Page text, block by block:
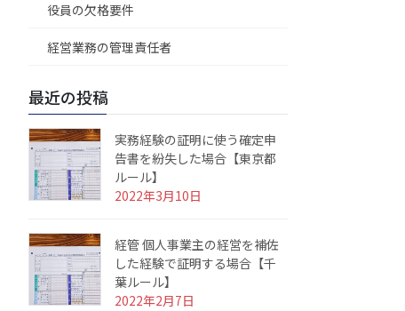
役員の欠格要件
経営業務の管理責任者
最近の投稿
実務経験の証明に使う確定申
告書を紛失した場合【東京都
ルール】
2022年3月10日
経管 個人事業主の経営を補佐
した経験で証明する場合【千
葉ルール】
2022年2月7日